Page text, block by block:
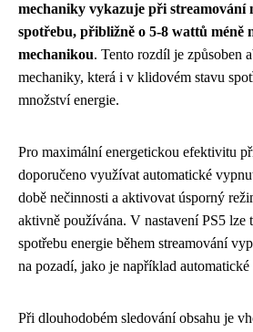
mechaniky vykazuje při streamování
spotřebu, přibližně o 5-8 wattů méně
mechanikou. Tento rozdíl je způsoben
mechaniky, která i v klidovém stavu
množství energie.
Pro maximální energetickou efektivitu
doporučeno využívat automatické
době nečinnosti a aktivovat úsporný
aktivně používána. V nastavení PS5 lze
spotřebu energie během streamování
na pozadí, jako je například
Při dlouhodobém sledování obsahu je